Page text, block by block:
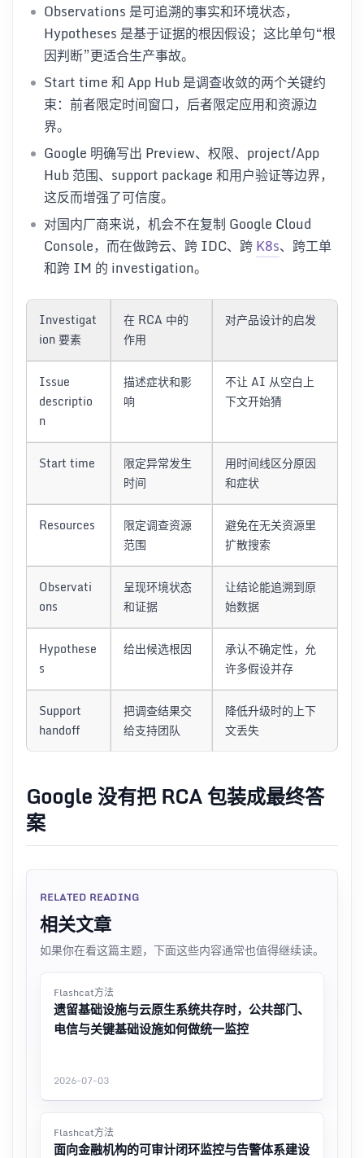
Observations 是可追溯的事实和环境状态，
Hypotheses 是基于证据的根因假设；这比单句“根
因判断”更适合生产事故。
Start time 和 App Hub 是调查收敛的两个关键约
束：前者限定时间窗口，后者限定应用和资源边
界。
Google 明确写出 Preview、权限、project/App
Hub 范围、support package 和用户验证等边界，
这反而增强了可信度。
对国内厂商来说，机会不在复制 Google Cloud
Console，而在做跨云、跨 IDC、跨K8s、跨工单
和跨 IM 的 investigation。
Investigat
ion 要素
在 RCA 中的
作用
对产品设计的启发
Issue
descriptio
n
描述症状和影
响
不让 AI 从空白上
下文开始猜
Start time
限定异常发生
时间
用时间线区分原因
和症状
Resources
限定调查资源
范围
避免在无关资源里
扩散搜索
Observati
ons
呈现环境状态
和证据
让结论能追溯到原
始数据
Hypothese
s
给出候选根因
承认不确定性，允
许多假设并存
Support
handoff
把调查结果交
给支持团队
降低升级时的上下
文丢失
Google 没有把 RCA 包装成最终答
案
RELATED READING
相关文章
如果你在看这篇主题，下面这些内容通常也值得继续读。
Flashcat方法
遗留基础设施与云原生系统共存时，公共部门、
电信与关键基础设施如何做统一监控
2026-07-03
Flashcat方法
面向金融机构的可审计闭环监控与告警体系建设